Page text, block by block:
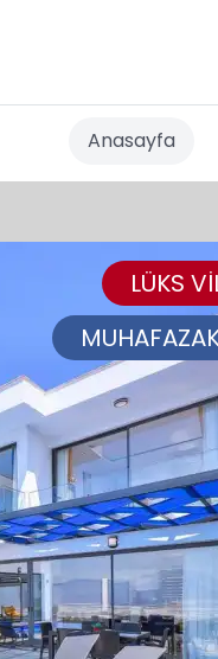
Anasayfa
LÜKS